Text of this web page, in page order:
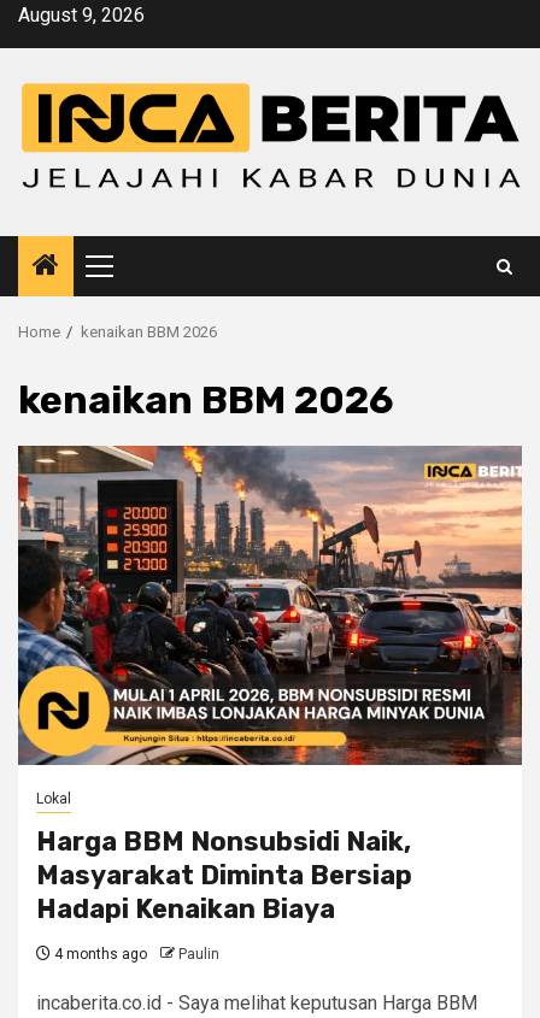
SkipAugust 9, 2026
Primary
Menu
Home kenaikan BBM 2026
kenaikan BBM 2026
Lokal
Harga BBM Nonsubsidi Naik,
Masyarakat Diminta Bersiap
Hadapi Kenaikan Biaya
4 months ago Paulin
incaberita.co.id - Saya melihat keputusan Harga BBM